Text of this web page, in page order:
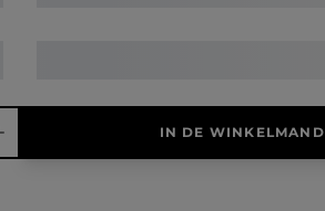
IN DE WINKELMAND